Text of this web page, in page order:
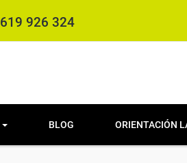
619 926 324
BLOG ORIENTACIÓN